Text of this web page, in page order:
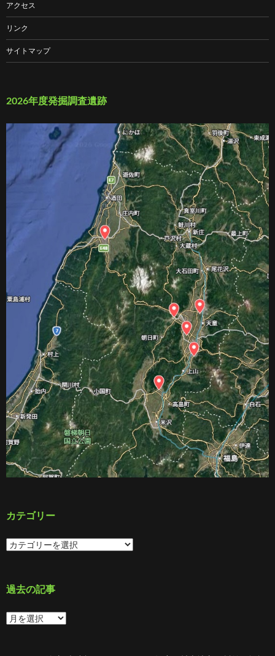
アクセス
リンク
サイトマップ
2026年度発掘調査遺跡
カテゴリー
カ
テ
ー
過去の記事
過
去